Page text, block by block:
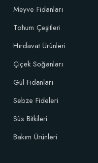
Özel Karışım Fidan
Meyve Fidanları
Tohum Çeşitleri
Hırdavat Ürünleri
Çiçek Soğanları
Gül Fidanları
Sebze Fideleri
Süs Bitkileri
Bakım Ürünleri